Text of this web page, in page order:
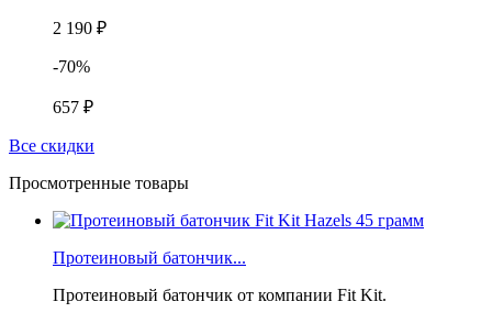
2 190 ₽
-70%
657 ₽
Все скидки
Просмотренные товары
Протеиновый батончик...
Протеиновый батончик от компании Fit Kit.